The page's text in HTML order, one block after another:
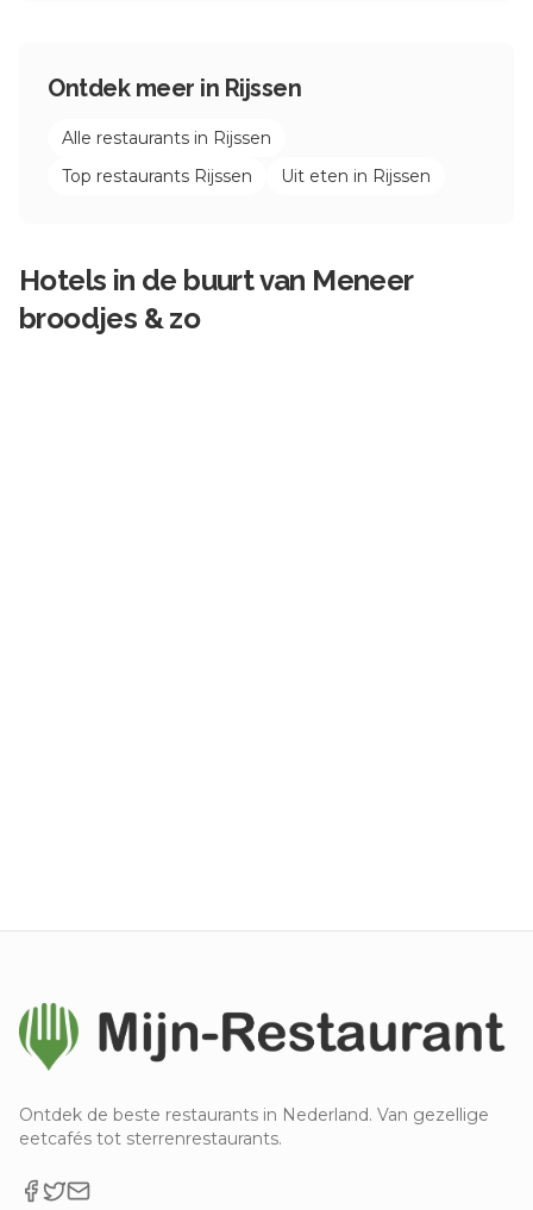
Ontdek meer in Rijssen
Alle restaurants in Rijssen
Top restaurants Rijssen Uit eten in Rijssen
Hotels in de buurt van Meneer
broodjes & zo
Ontdek de beste restaurants in Nederland. Van gezellige
eetcafés tot sterrenrestaurants.